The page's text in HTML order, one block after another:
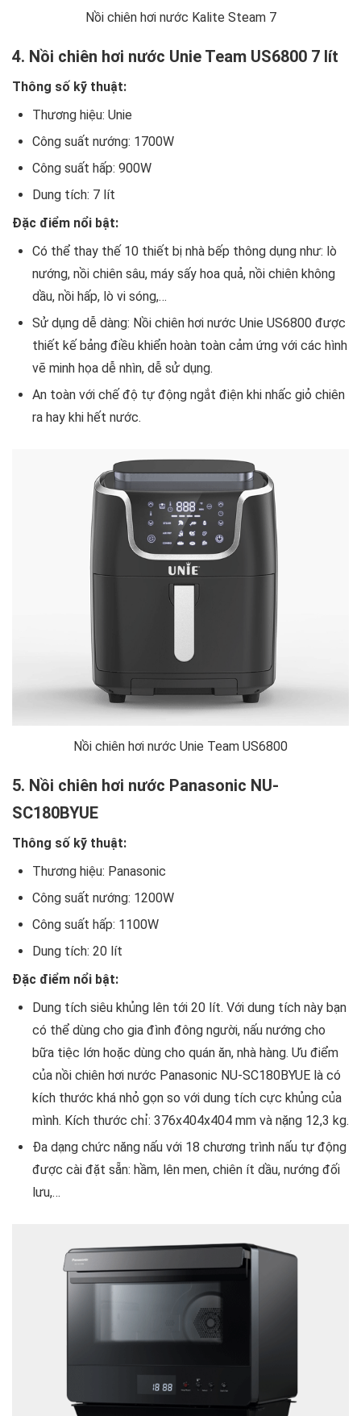
Nồi chiên hơi nước Kalite Steam 7
4. Nồi chiên hơi nước Unie Team US6800 7 lít
Thông số kỹ thuật:
Thương hiệu: Unie
Công suất nướng: 1700W
Công suất hấp: 900W
Dung tích: 7 lít
Đặc điểm nổi bật:
Có thể thay thế 10 thiết bị nhà bếp thông dụng như: lò
nướng, nồi chiên sâu, máy sấy hoa quả, nồi chiên không
dầu, nồi hấp, lò vi sóng,…
Sử dụng dễ dàng: Nồi chiên hơi nước Unie US6800 được
thiết kế bảng điều khiển hoàn toàn cảm ứng với các hình
vẽ minh họa dễ nhìn, dễ sử dụng.
An toàn với chế độ tự động ngắt điện khi nhấc giỏ chiên
ra hay khi hết nước.
Nồi chiên hơi nước Unie Team US6800
5. Nồi chiên hơi nước Panasonic NU-
SC180BYUE
Thông số kỹ thuật:
Thương hiệu: Panasonic
Công suất nướng: 1200W
Công suất hấp: 1100W
Dung tích: 20 lít
Đặc điểm nổi bật:
Dung tích siêu khủng lên tới 20 lít. Với dung tích này bạn
có thể dùng cho gia đình đông người, nấu nướng cho
bữa tiệc lớn hoặc dùng cho quán ăn, nhà hàng. Ưu điểm
của nồi chiên hơi nước Panasonic NU-SC180BYUE là có
kích thước khá nhỏ gọn so với dung tích cực khủng của
mình. Kích thước chỉ: 376x404x404 mm và nặng 12,3 kg.
Đa dạng chức năng nấu với 18 chương trình nấu tự động
được cài đặt sẵn: hầm, lên men, chiên ít dầu, nướng đối
lưu,…